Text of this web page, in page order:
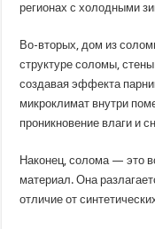
регионах с холодными
Во-вторых, дом из
структуре соломы,
создавая эффекта
микроклимат внутри
проникновение влаги и
Наконец, солома — это
материал. Она
отличие от